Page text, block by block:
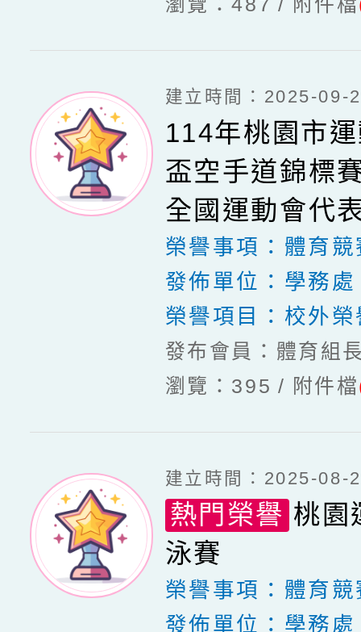
建立時間：2025-09-
114年桃園市
盃空手道錦標
全國運動會代
榮譽事項： 體育競
發佈單位： 學務處
榮譽項目： 校外榮
發布會員：體育組
瀏覽：395
附件檔
建立時間：2025-08-
熱門榮譽 桃園
泳賽
榮譽事項： 體育競
發佈單位： 學務處